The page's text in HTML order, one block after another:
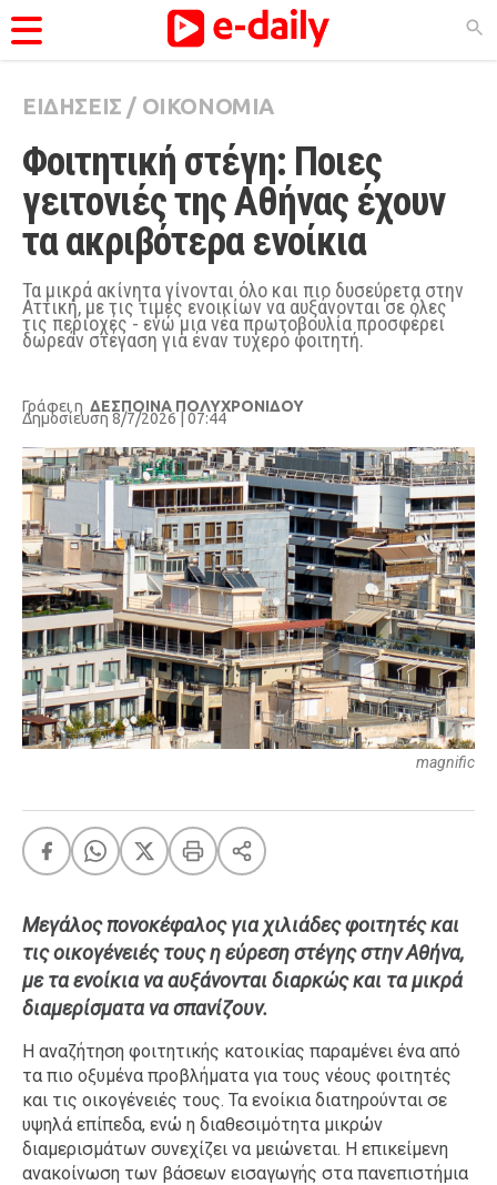
ΚΑΤΗΓΟΡΊΕΣ
Ειδήσεις
Θέματα
Videos
Podcasts
Viral
City Guide
Pop Culture
Agenda
FEEDS
Πάσχα Eurovision
Retro Summer
OMG LOL
Xmas
LIFE
Food
Body+Mind
Ταξίδια
Style
Σπίτι
Family
Σχέσεις
ΕΙΔΗΣΕΙΣ / ΟΙΚΟΝΟΜΙΑ
Φοιτητική στέγη: Ποιες
γειτονιές της Αθήνας έχουν
τα ακριβότερα ενοίκια
Τα μικρά ακίνητα γίνονται όλο και πιο δυσεύρετα στην
Αττική, με τις τιμές ενοικίων να αυξάνονται σε όλες
τις περιοχές - ενώ μια νέα πρωτοβουλία προσφέρει
δωρεάν στέγαση για έναν τυχερό φοιτητή.
Γράφει η ΔΕΣΠΟΙΝΑ ΠΟΛΥΧΡΟΝΙΔΟΥ
Δημοσίευση 8/7/2026 | 07:44
magnific
Μεγάλος πονοκέφαλος για χιλιάδες φοιτητές και
τις οικογένειές τους η εύρεση στέγης στην Αθήνα,
με τα ενοίκια να αυξάνονται διαρκώς και τα μικρά
διαμερίσματα να σπανίζουν.
Η αναζήτηση φοιτητικής κατοικίας παραμένει ένα από
τα πιο οξυμένα προβλήματα για τους νέους φοιτητές
και τις οικογένειές τους. Τα ενοίκια διατηρούνται σε
υψηλά επίπεδα, ενώ η διαθεσιμότητα μικρών
διαμερισμάτων συνεχίζει να μειώνεται. Η επικείμενη
ανακοίνωση των βάσεων εισαγωγής στα πανεπιστήμια